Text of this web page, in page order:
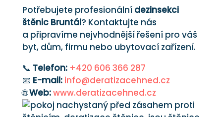
Potřebujete profesionální dezinsekci
štěnic Bruntál? Kontaktujte nás
a připravíme nejvhodnější řešení pro váš
byt, dům, firmu nebo ubytovací zařízení.
📞 Telefon: +420 606 366 287
📧 E-mail: info@deratizacehned.cz
🌐Web:www.deratizacehned.cz